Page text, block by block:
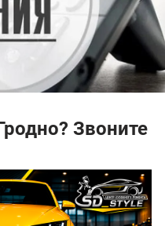
Звоните